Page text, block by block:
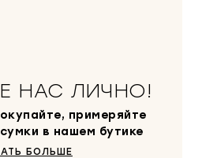
НАС ЛИЧНО!
примеряйте
в нашем бутике
БОЛЬШЕ